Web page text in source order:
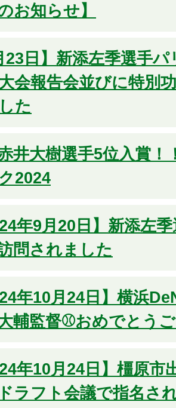
お知らせ】
23日】新添左季選手
会報告会並びに特別
た
井大樹選手5位入賞！
2024
年9月20日】新添左
問されました
年10月24日】横浜
輔監督⚾おめでとう
年10月24日】橿原
ラフト会議で指名さ